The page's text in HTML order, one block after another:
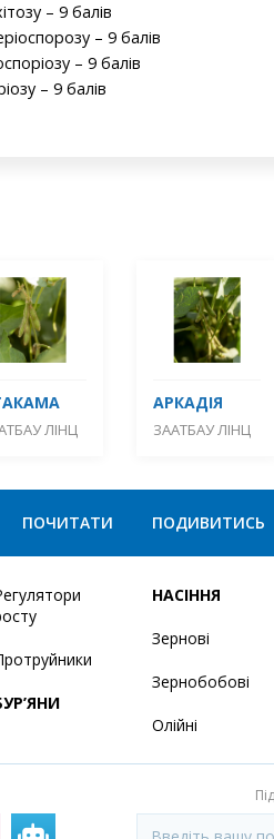
– 9 балів
– 9 балів
– 9 балів
– 9 балів
ЛІНЦ
АРКАДІЯ
ЗААТБАУ ЛІНЦ
ПОЧИТАТИ ПОДИВИТИСЬ
НАСІННЯ
Зернові
Зернобобові
Олійні